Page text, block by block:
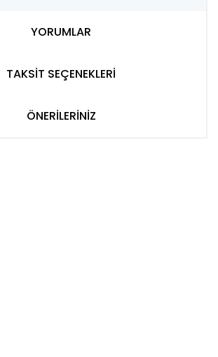
YORUMLAR
TAKSİT SEÇENEKLERİ
ÖNERİLERİNİZ